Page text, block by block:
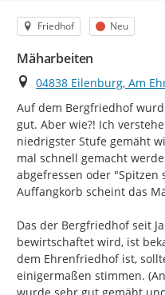
Kategorie
Friedhof Status
Neu
Mäharbeiten
Ort
04838 Eilenburg, Am
Auf dem Bergfriedhof
gut. Aber wie?! Ich
niedrigster Stufe gemäht
mal schnell gemacht
abgefressen oder "Spitzen
Auffangkorb scheint das
Das der Bergfriedhof seit
bewirtschaftet wird, ist
dem Ehrenfriedhof ist,
einigermaßen stimmen.